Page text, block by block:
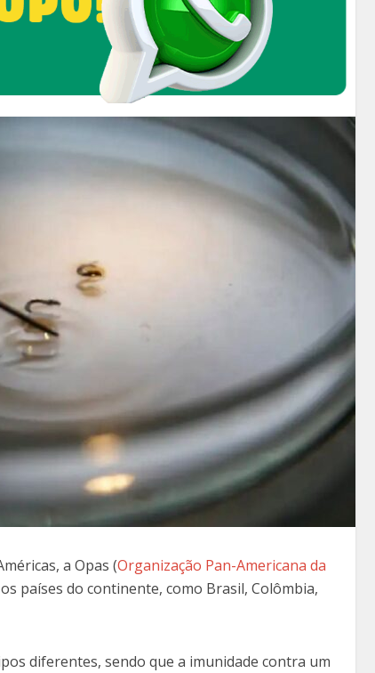
a Opas (Organização Pan-Americana da
países do continente, como Brasil, Colômbia,
diferentes, sendo que a imunidade contra um